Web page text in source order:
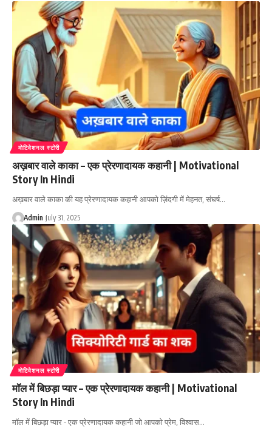
मोटिवेशनल स्टोरी
अख़बार वाले काका – एक प्रेरणादायक कहानी | Motivational
Story In Hindi
अख़बार वाले काका की यह प्रेरणादायक कहानी आपको ज़िंदगी में मेहनत, संघर्ष…
Admin July 31, 2025
मोटिवेशनल स्टोरी
मॉल में बिछड़ा प्यार – एक प्रेरणादायक कहानी | Motivational
Story In Hindi
मॉल में बिछड़ा प्यार - एक प्रेरणादायक कहानी जो आपको प्रेम, विश्वास…